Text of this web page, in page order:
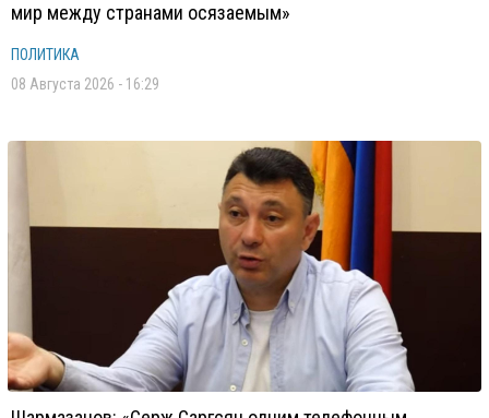
мир между странами осязаемым»
ПОЛИТИКА
08 Августа 2026 - 16:29